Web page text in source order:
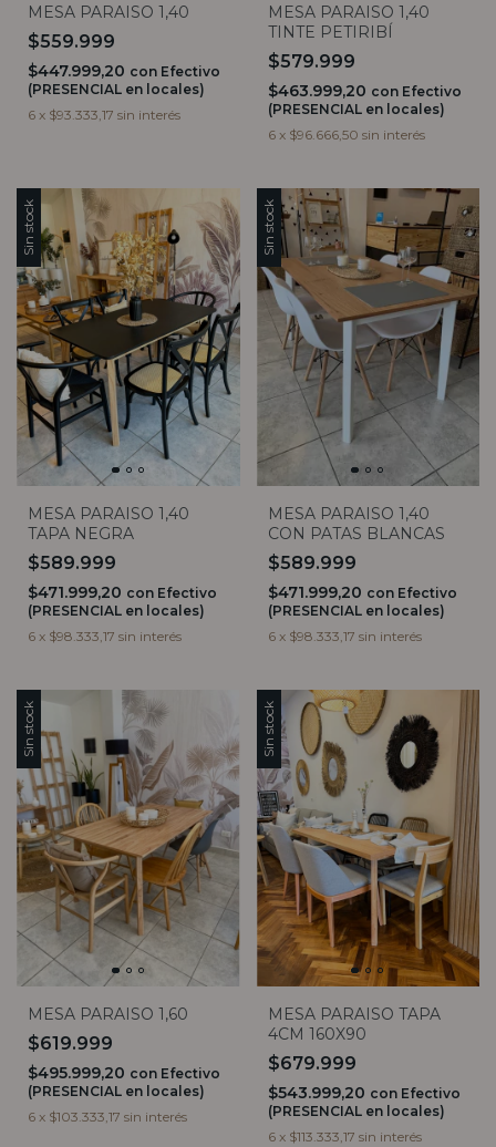
MESA PARAISO 1,40
$559.999
$447.999,20 con Efectivo
(PRESENCIAL en locales)
6 x $93.333,17 sin interés
MESA PARAISO 1,40
TINTE PETIRIBÍ
$579.999
$463.999,20 con Efectivo
(PRESENCIAL en locales)
6 x $96.666,50 sin interés
Sin stock
MESA PARAISO 1,40
TAPA NEGRA
$589.999
$471.999,20 con Efectivo
(PRESENCIAL en locales)
6 x $98.333,17 sin interés
Sin stock
MESA PARAISO 1,40
CON PATAS BLANCAS
$589.999
$471.999,20 con Efectivo
(PRESENCIAL en locales)
6 x $98.333,17 sin interés
Sin stock
MESA PARAISO 1,60
$619.999
$495.999,20 con Efectivo
(PRESENCIAL en locales)
6 x $103.333,17 sin interés
Sin stock
MESA PARAISO TAPA
4CM 160X90
$679.999
$543.999,20 con Efectivo
(PRESENCIAL en locales)
6 x $113.333,17 sin interés